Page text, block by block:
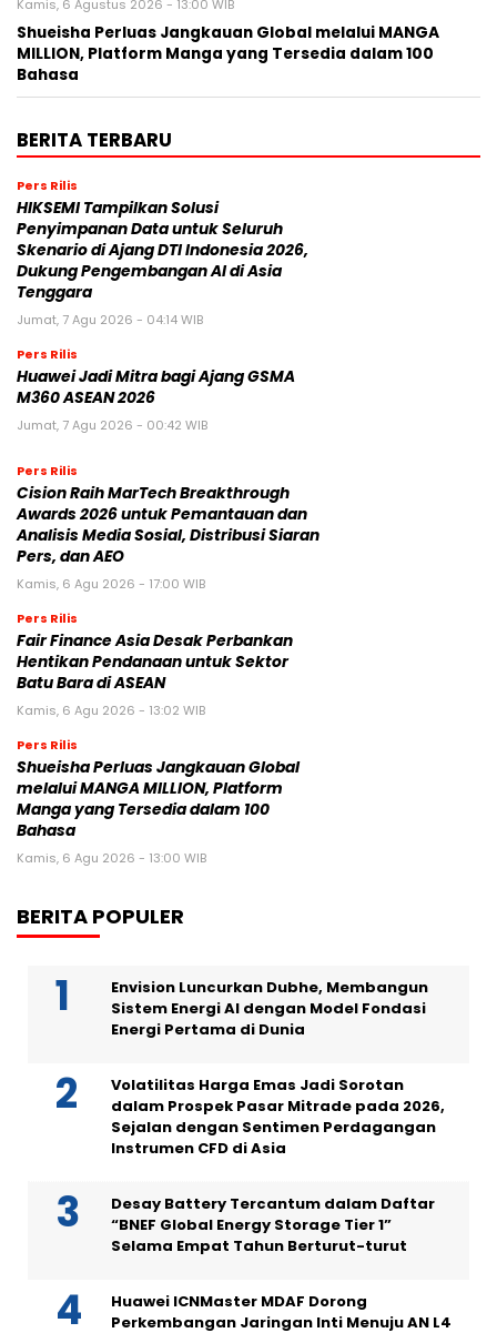
Kamis, 6 Agustus 2026 - 13:00 WIB
Shueisha Perluas Jangkauan Global melalui MANGA
MILLION, Platform Manga yang Tersedia dalam 100
Bahasa
BERITA TERBARU
Pers Rilis
HIKSEMI Tampilkan Solusi
Penyimpanan Data untuk Seluruh
Skenario di Ajang DTI Indonesia 2026,
Dukung Pengembangan AI di Asia
Tenggara
Jumat, 7 Agu 2026 - 04:14 WIB
Pers Rilis
Huawei Jadi Mitra bagi Ajang GSMA
M360 ASEAN 2026
Jumat, 7 Agu 2026 - 00:42 WIB
Pers Rilis
Cision Raih MarTech Breakthrough
Awards 2026 untuk Pemantauan dan
Analisis Media Sosial, Distribusi Siaran
Pers, dan AEO
Kamis, 6 Agu 2026 - 17:00 WIB
Pers Rilis
Fair Finance Asia Desak Perbankan
Hentikan Pendanaan untuk Sektor
Batu Bara di ASEAN
Kamis, 6 Agu 2026 - 13:02 WIB
Pers Rilis
Shueisha Perluas Jangkauan Global
melalui MANGA MILLION, Platform
Manga yang Tersedia dalam 100
Bahasa
Kamis, 6 Agu 2026 - 13:00 WIB
BERITA POPULER
Envision Luncurkan Dubhe, Membangun
Sistem Energi AI dengan Model Fondasi
Energi Pertama di Dunia
Volatilitas Harga Emas Jadi Sorotan
dalam Prospek Pasar Mitrade pada 2026,
Sejalan dengan Sentimen Perdagangan
Instrumen CFD di Asia
Desay Battery Tercantum dalam Daftar
“BNEF Global Energy Storage Tier 1”
Selama Empat Tahun Berturut-turut
Huawei ICNMaster MDAF Dorong
Perkembangan Jaringan Inti Menuju AN L4